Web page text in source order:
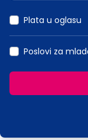
Plata u oglasu
Poslovi za